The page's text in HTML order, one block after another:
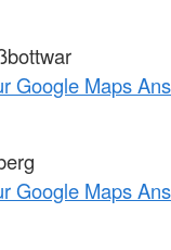
Google Maps
Google Maps